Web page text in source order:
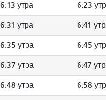
6:13 утра 6:23
6:31 утра 6:41
6:35 утра 6:45
6:37 утра 6:47
6:48 утра 6:58